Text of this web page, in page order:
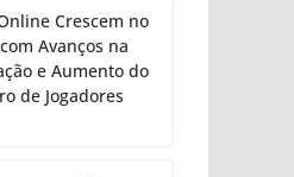
Crescem no
Avanços na
e Aumento do
de Jogadores